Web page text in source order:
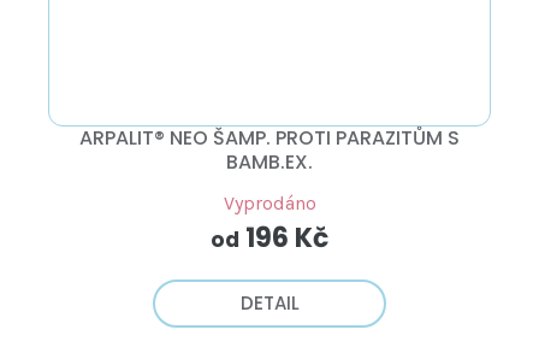
ARPALIT® NEO ŠAMP. PROTI PARAZITŮM S
BAMB.EX.
Vyprodáno
od 196 Kč
DETAIL